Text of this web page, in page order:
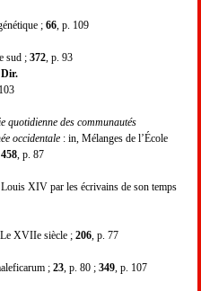
; 66 , p. 109
sud ; 372 , p. 93
quotidienne des communautés
occidentale : in, Mélanges de l’École
458 , p. 87
XIV par les écrivains de son temps
XVIIe siècle ; 206 , p. 77
; 23 , p. 80 ; 349 , p. 107